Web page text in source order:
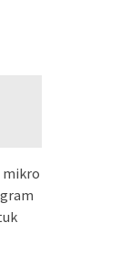
mikro